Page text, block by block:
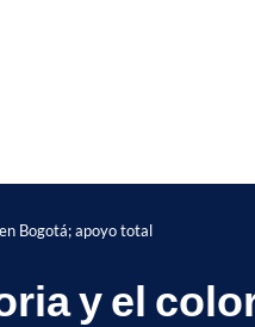
Bogotá; apoyo total
y el